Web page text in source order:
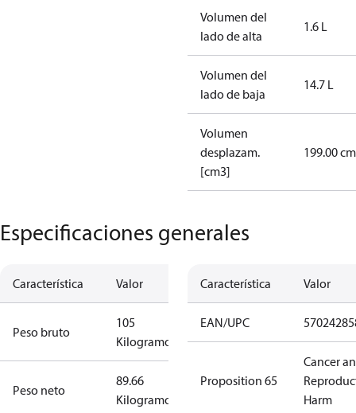
Volumen del
lado de alta
1.6 L
Volumen del
lado de baja
14.7 L
Volumen
desplazam.
[cm3]
199.00
Especificaciones generales
Característica Valor
Peso bruto
105
Kilogramo
Peso neto
89.66
Kilogramo
Característica Valor
EAN/UPC
Proposition 65
Cancer
Harm